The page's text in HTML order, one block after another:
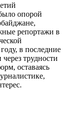
опорой
репортажи в
в последние
трудности
оставаясь